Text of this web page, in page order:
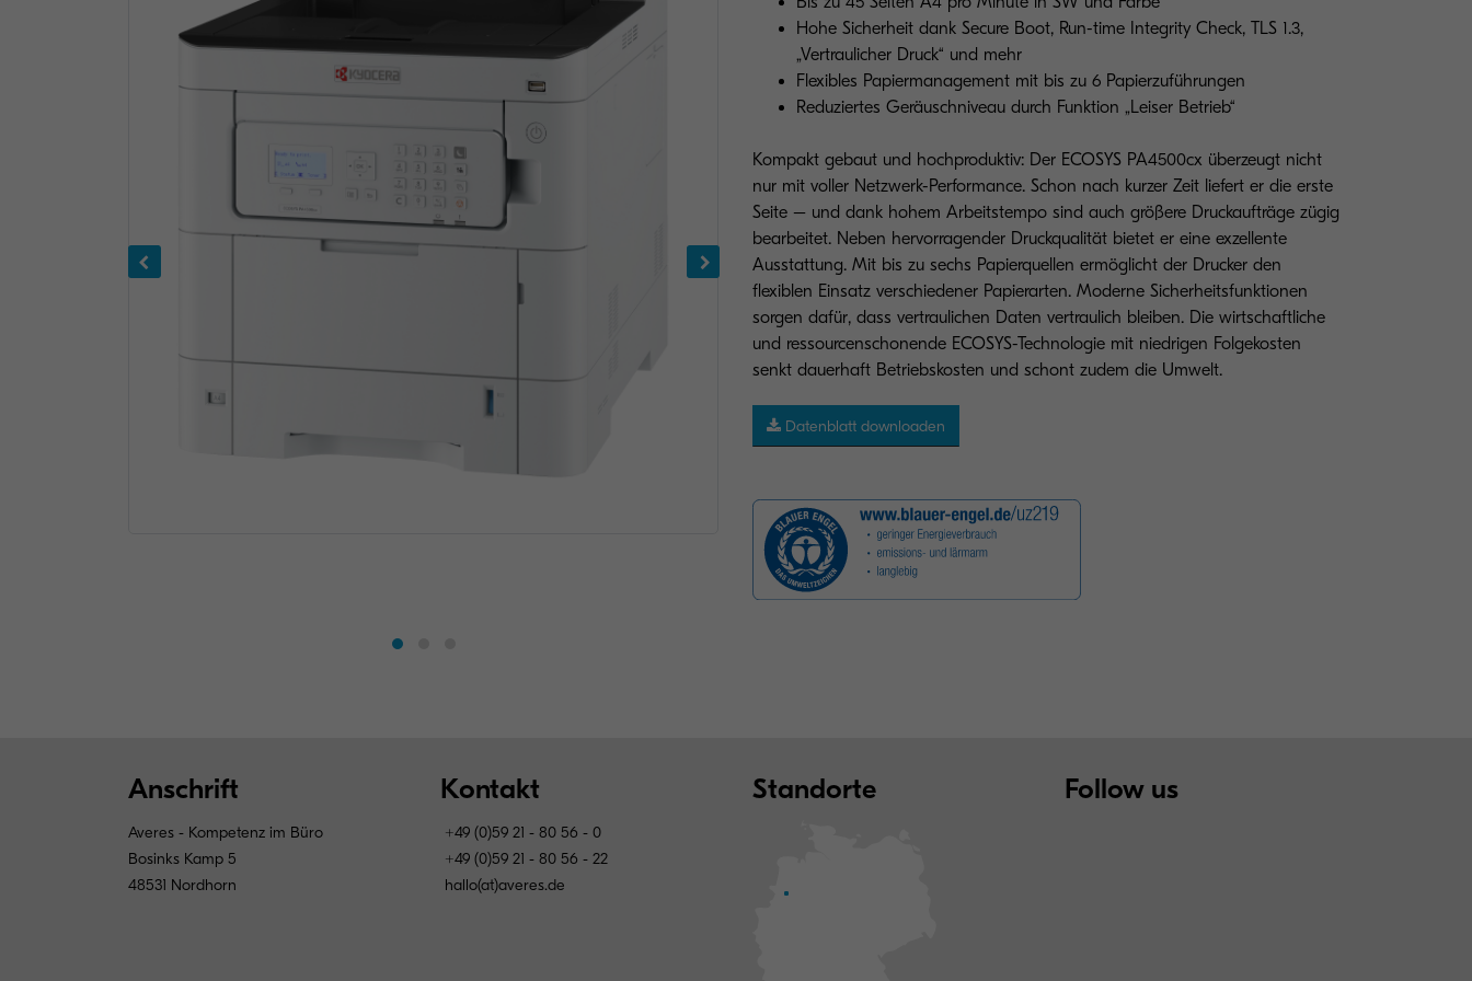
Hohe Sicherheit dank Secure Boot, Run-time Integrity Check, TLS 1.3,
„Vertraulicher Druck“ und mehr
Flexibles Papiermanagement mit bis zu 6 Papierzuführungen
Reduziertes Geräuschniveau durch Funktion „Leiser Betrieb“
Kompakt gebaut und hochproduktiv: Der ECOSYS PA4500cx überzeugt nicht
nur mit voller Netzwerk-Performance. Schon nach kurzer Zeit liefert er die erste
Seite – und dank hohem Arbeitstempo sind auch größere Druckaufträge zügig
bearbeitet. Neben hervorragender Druckqualität bietet er eine exzellente
Ausstattung. Mit bis zu sechs Papierquellen ermöglicht der Drucker den
flexiblen Einsatz verschiedener Papierarten. Moderne Sicherheitsfunktionen
sorgen dafür, dass vertraulichen Daten vertraulich bleiben. Die wirtschaftliche
und ressourcenschonende ECOSYS-Technologie mit niedrigen Folgekosten
senkt dauerhaft Betriebskosten und schont zudem die Umwelt.
Datenblatt downloaden
Anschrift
Averes - Kompetenz im Büro
Bosinks Kamp 5
48531 Nordhorn
Kontakt
+49 (0)59 21 - 80 56 - 0
+49 (0)59 21 - 80 56 - 22
hallo(at)averes.de
Standorte Follow us